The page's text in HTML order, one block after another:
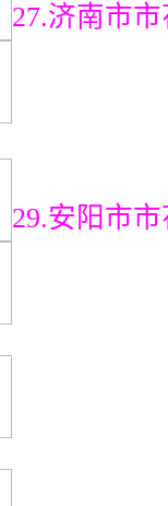
27.济南市
29.安阳市